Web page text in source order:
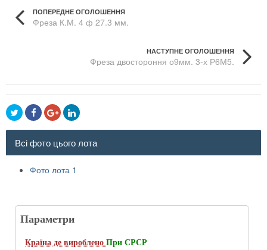
ПОПЕРЕДНЕ ОГОЛОШЕННЯ
Фреза К.М. 4 ф 27.3 мм.
НАСТУПНЕ ОГОЛОШЕННЯ
Фреза двостороння о9мм. 3-х Р6М5.
Всі фото цього лота
Фото лота 1
Параметри
Країна де вироблено При СРСР